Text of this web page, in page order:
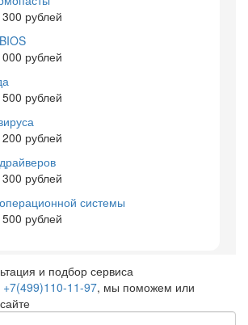
рублей
рублей
рублей
рублей
рублей
системы
рублей
и подбор сервиса
+7(499)110-11-97, мы поможем или